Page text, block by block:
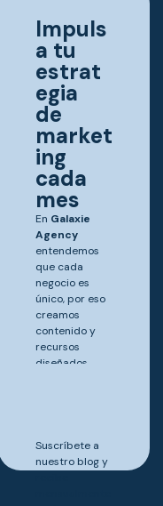
Impuls
a tu
estrat
egia
de
market
ing
cada
mes
En Galaxie
Agency
entendemos
que cada
negocio es
único, por eso
creamos
contenido y
recursos
diseñados
Suscríbete a
nuestro blog y